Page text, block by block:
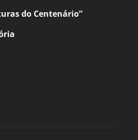
do Centenário”